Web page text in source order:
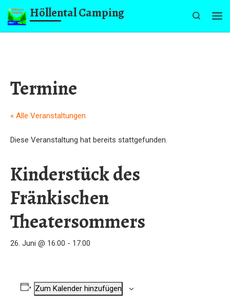
Zum Inhalt springen
Höllental Camping
Search
Termine
« Alle Veranstaltungen
Diese Veranstaltung hat bereits stattgefunden.
Kinderstück des
Fränkischen
Theatersommers
26. Juni @ 16:00 - 17:00
Zum Kalender hinzufügen